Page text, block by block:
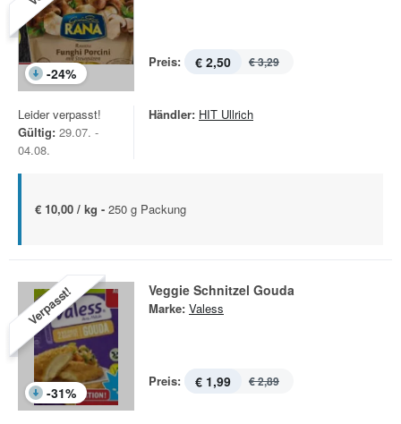
-24%
Preis: € 2,50 € 3,29
Leider verpasst!
Gültig: 29.07. -
04.08.
Händler: HIT Ullrich
€ 10,00 / kg - 250 g Packung
Verpasst!
-31%
Veggie Schnitzel Gouda
Marke: Valess
Preis: € 1,99 € 2,89